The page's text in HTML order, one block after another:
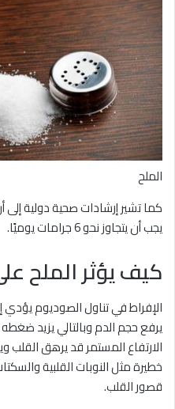
الملح
كما تشير إرشادات صحية دولية إلى
يجب أن يتجاوز نحو 6 جرامات يوميًا.
كيف يؤثر الملح
الإفراط في تناول الصوديوم
يرفع حجم الدم وبالتالي يزيد
الارتفاع المستمر قد يرهق القلب
خطيرة مثل النوبات القلبية
قصور القلب.